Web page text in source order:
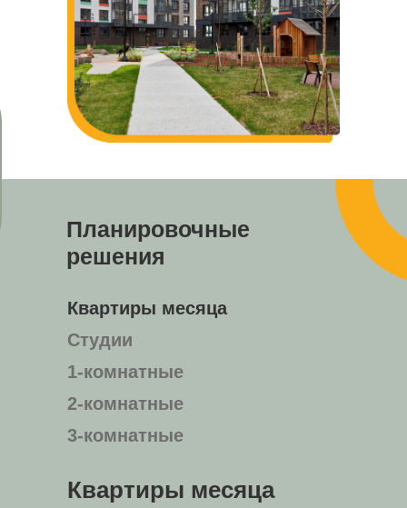
Планировочные
решения
Студии
Квартиры месяца
1-комнатные
2-комнатные
3-комнатные
Квартиры месяца